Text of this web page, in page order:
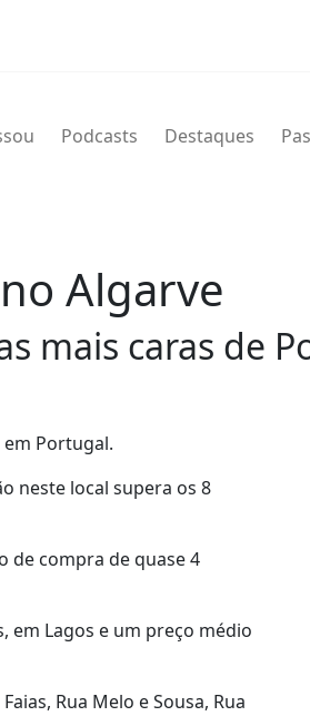
Podcasts Destaques
Algarve
mais caras de
Portugal.
neste local supera os 8
de compra de quase 4
em Lagos e um preço médio
Rua Melo e Sousa, Rua